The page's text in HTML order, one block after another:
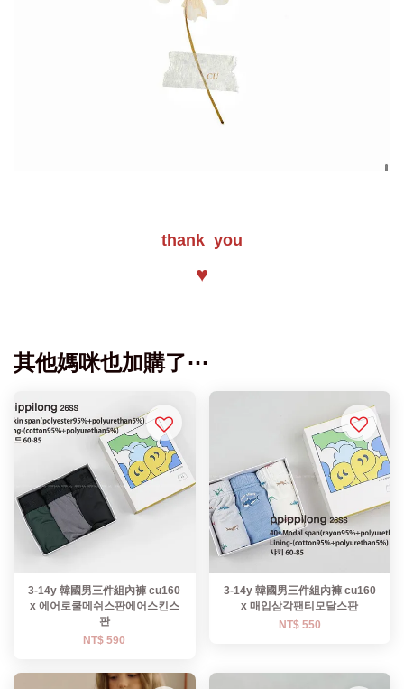
thank you
♥
其他媽咪也加購了⋯
3-14y 韓國男三件組內褲 cu160
x 에어로쿨메쉬스판에어스킨스
판
NT$ 590
3-14y 韓國男三件組內褲 cu160
x 매입삼각팬티모달스판
NT$ 550